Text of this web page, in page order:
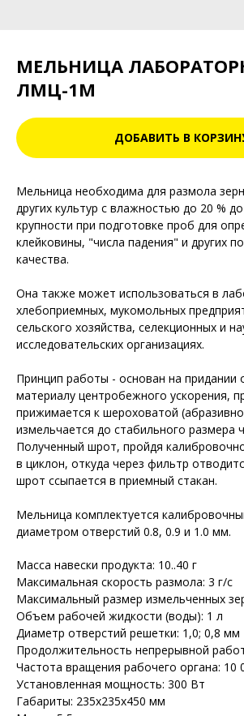
МЕЛЬНИЦА
ЛМЦ-1М
ДОБАВИТЬ В
Мельница необходима для размола
других культур с влажностью до 20 %
крупности при подготовке проб для
клейковины, "числа падения" и других
качества.
Она также может использоваться в
хлебоприемных, мукомольных
сельского хозяйства, селекционных и
исследовательских организациях.
Принцип работы - основан на
материалу центробежного ускорения,
прижимается к шероховатой
измельчается до стабильного размера
Полученный шрот, пройдя
в циклон, откуда через фильтр
шрот ссыпается в приемный стакан.
Мельница комплектуется
диаметром отверстий 0.8, 0.9 и 1.0 мм.
Масса навески продукта: 10..40 г
Максимальная скорость размола: 3 г/с
Максимальный размер измельченных
Объем рабочей жидкости (воды): 1 л
Диаметр отверстий решетки: 1,0; 0,8 мм
Продолжительность непрерывной
Частота вращения рабочего органа: 10
Установленная мощность: 300 Вт
Габариты: 235х235х450 мм